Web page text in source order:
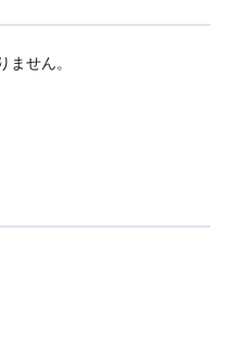
ません。